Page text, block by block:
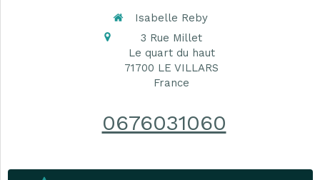
Isabelle Reby
3 Rue Millet
Le quart du haut
71700 LE VILLARS
France
0676031060